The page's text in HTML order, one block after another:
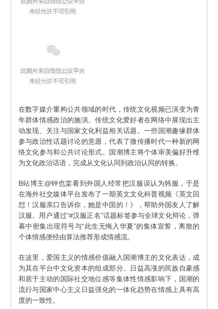
在数字媒介重构公共领域的时代，传统文化视频已演变为青
年群体情感政治的施演。传统文化爱好者在网络中展现出主
动发现、关注与国家文化利益相关话题。一些国潮趣缘群体
参与政治性话题讨论的意愿，代表了微传播时代一种新的网
络文化参与和公共讨论形式。国潮博主将个体审美偏好升维
为文化政治话语，完成从文化认同到政治认同的转换。
B站博主@钟也棠看到外国人经常把汉服误认为韩服，于是
在海外社交媒体平台发布了一期英文文化科普视频《英文回
怼！汉服亲口告诉你，她是中国的！》，帮助外国友人了解
汉服。用户通过“#汉服正名”话题标签参与全球文化辩论，弹
幕中密集出现符号与“此生无悔入华夏”的集体宣誓，离散的
个体情感便经由算法推荐形成情感流。
在这里，爱国主义的情感价值融入国潮博主的文化表达，成
为其在平台中文化资本的组成部分。日益高涨的民族自豪感
和居于主动的国际社交地位感等集体性情感影响下，国潮的
流行与国家中心主义日益强化的一体化趋势在情感上具有高
度的一致性。